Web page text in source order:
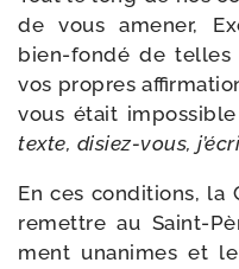
de vous ame­ner,
bien-​fondé de
vos propres
vous était
texte, disiez-​vous,
En ces condi­tions, la
remettre au Saint-​
ment una­nimes et